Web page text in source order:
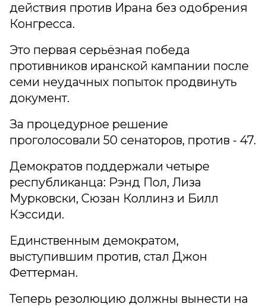
действия против Ирана без одобрения
Конгресса.
Это первая серьёзная победа
противников иранской кампании после
семи неудачных попыток продвинуть
документ.
За процедурное решение
проголосовали 50 сенаторов, против - 47.
Демократов поддержали четыре
республиканца: Рэнд Пол, Лиза
Мурковски, Сюзан Коллинз и Билл
Кэссиди.
Единственным демократом,
выступившим против, стал Джон
Феттерман.
Теперь резолюцию должны вынести на